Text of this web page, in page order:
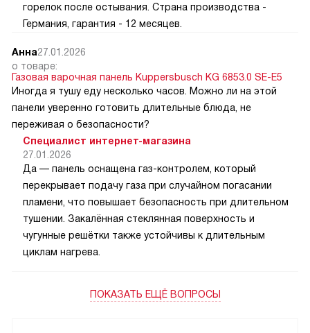
горелок после остывания. Страна производства -
Германия, гарантия - 12 месяцев.
Анна27.01.2026
о товаре:
Газовая варочная панель Kuppersbusch KG 6853.0 SE-E5
Иногда я тушу еду несколько часов. Можно ли на этой
панели уверенно готовить длительные блюда, не
переживая о безопасности?
Специалист интернет-магазина
27.01.2026
Да — панель оснащена газ-контролем, который
перекрывает подачу газа при случайном погасании
пламени, что повышает безопасность при длительном
тушении. Закалённая стеклянная поверхность и
чугунные решётки также устойчивы к длительным
циклам нагрева.
ПОКАЗАТЬ ЕЩЁ ВОПРОСЫ